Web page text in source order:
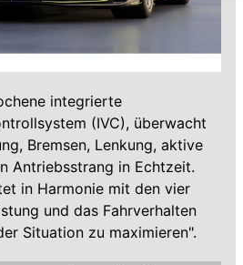
anpassen.
integrierte
(IVC), überwacht
Bremsen, Lenkung, aktive
Antriebsstrang in Echtzeit.
in Harmonie mit den vier
und das Fahrverhalten
Situation zu maximieren".